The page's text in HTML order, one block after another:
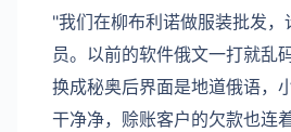
"我们在柳布利诺做服装批发，
员。以前的软件俄文一打就乱
换成秘奥后界面是地道俄语，
干净净，赊账客户的欠款也连